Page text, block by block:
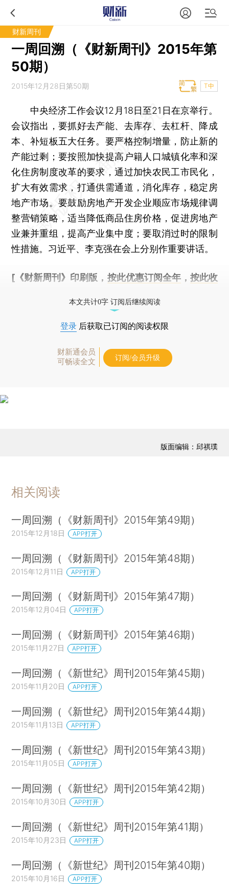
财新周刊
一周回溯（《财新周刊》2015年第
50期）
2015年12月28日第50期 T中
中央经济工作会议12月18日至21日在京举行。
会议指出，要抓好去产能、去库存、去杠杆、降成
本、补短板五大任务。要严格控制增量，防止新的
产能过剩；要按照加快提高户籍人口城镇化率和深
化住房制度改革的要求，通过加快农民工市民化，
扩大有效需求，打通供需通道，消化库存，稳定房
地产市场。要鼓励房地产开发企业顺应市场规律调
整营销策略，适当降低商品住房价格，促进房地产
业兼并重组，提高产业集中度；要取消过时的限制
性措施。习近平、李克强在会上分别作重要讲话。
[《财新周刊》印刷版， 按此优惠订阅全年， 按此收
本文共计0字 订阅后继续阅读
登录 后获取已订阅的阅读权限
财新通会员
可畅读全文
订阅/会员升级
版面编辑：邱祺璞
相关阅读
一周回溯（《财新周刊》2015年第49期）
2015年12月18日 APP打开
一周回溯（《财新周刊》2015年第48期）
2015年12月11日 APP打开
一周回溯（《财新周刊》2015年第47期）
2015年12月04日 APP打开
一周回溯（《财新周刊》2015年第46期）
2015年11月27日 APP打开
一周回溯（《新世纪》周刊2015年第45期）
2015年11月20日 APP打开
一周回溯（《新世纪》周刊2015年第44期）
2015年11月13日 APP打开
一周回溯（《新世纪》周刊2015年第43期）
2015年11月05日 APP打开
一周回溯（《新世纪》周刊2015年第42期）
2015年10月30日 APP打开
一周回溯（《新世纪》周刊2015年第41期）
2015年10月23日 APP打开
一周回溯（《新世纪》周刊2015年第40期）
2015年10月16日 APP打开